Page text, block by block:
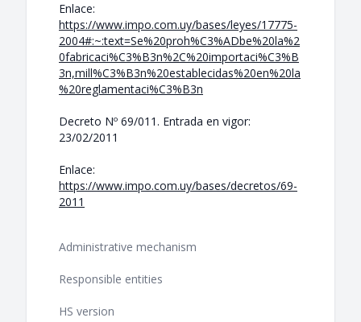
Enlace:
https://www.impo.com.uy/bases/leyes/17775-
2004#:~:text=Se%20proh%C3%ADbe%20la%2
0fabricaci%C3%B3n%2C%20importaci%C3%B
3n,mill%C3%B3n%20establecidas%20en%20la
%20reglamentaci%C3%B3n
Decreto Nº 69/011. Entrada en vigor:
23/02/2011
Enlace:
https://www.impo.com.uy/bases/decretos/69-
2011
Administrative mechanism
Responsible entities
HS version